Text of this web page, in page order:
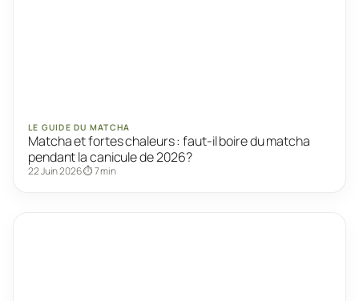
LE GUIDE DU MATCHA
Matcha et fortes chaleurs : faut-il boire du matcha
pendant la canicule de 2026?
22 Juin 2026⏱ 7 min